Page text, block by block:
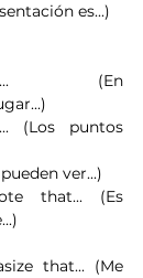
es...)
(En
(Los puntos
ver...)
that... (Es
that... (Me